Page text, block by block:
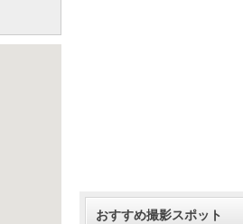
おすすめ撮影スポット